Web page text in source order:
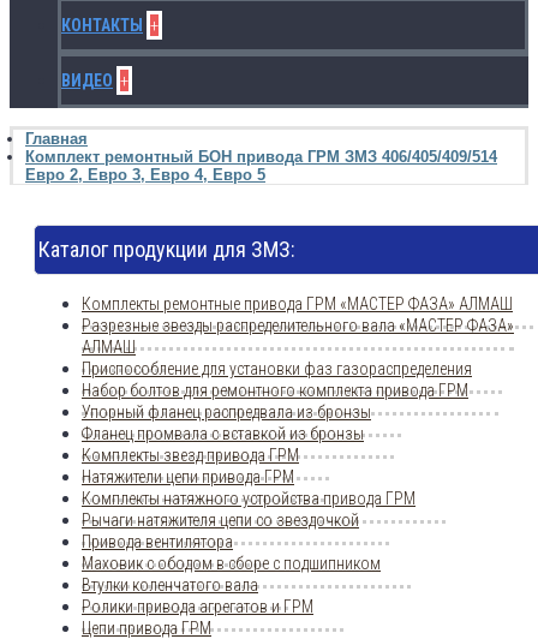
КОНТАКТЫ +
ВИДЕО +
Главная
Комплект ремонтный БОН привода ГРМ ЗМЗ 406/405/409/514
Евро 2, Евро 3, Евро 4, Евро 5
Каталог продукции для ЗМЗ:
Комплекты ремонтные привода ГРМ «МАСТЕР ФАЗА» АЛМАШ
Разрезные звезды распределительного вала «МАСТЕР ФАЗА»
АЛМАШ
Приспособление для установки фаз газораспределения
Набор болтов для ремонтного комплекта привода ГРМ
Упорный фланец распредвала из бронзы
Фланец промвала с вставкой из бронзы
Комплекты звезд привода ГРМ
Натяжители цепи привода ГРМ
Комплекты натяжного устройства привода ГРМ
Рычаги натяжителя цепи со звездочкой
Привода вентилятора
Маховик с ободом в сборе с подшипником
Втулки коленчатого вала
Ролики привода агрегатов и ГРМ
Цепи привода ГРМ